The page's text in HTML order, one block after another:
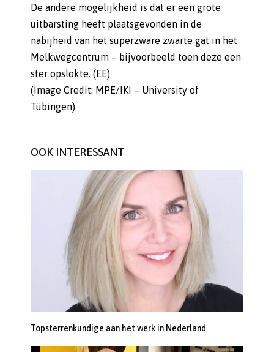
De andere mogelijkheid is dat er een grote
uitbarsting heeft plaatsgevonden in de
nabijheid van het superzware zwarte gat in het
Melkwegcentrum – bijvoorbeeld toen deze een
ster opslokte. (EE)
(Image Credit: MPE/IKI – University of
Tübingen)
OOK INTERESSANT
Topsterrenkundige aan het werk in Nederland